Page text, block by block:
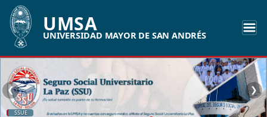
UMSA
UNIVERSIDAD MAYOR DE SAN ANDRÉS
SSUE
❮ ❯